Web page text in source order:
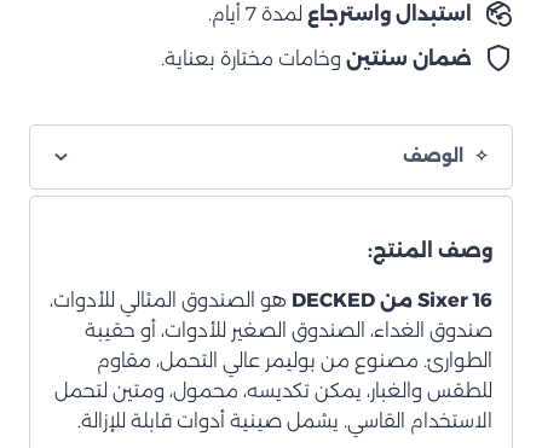
رمادي
(مع
استبدال واسترجاع لمدة 7 أيام.
ضمان سنتين وخامات مختارة بعناية.
الوصف
وصف المنتج:
Sixer 16 من DECKED
هو الصندوق المثالي للأدوات،
صندوق الغداء، الصندوق الصغير للأدوات، أو حقيبة
الطوارئ. مصنوع من بوليمر عالي التحمل، مقاوم
للطقس والغبار، يمكن تكديسه، محمول، ومتين لتحمل
الاستخدام القاسي. يشمل صينية أدوات قابلة للإزالة.